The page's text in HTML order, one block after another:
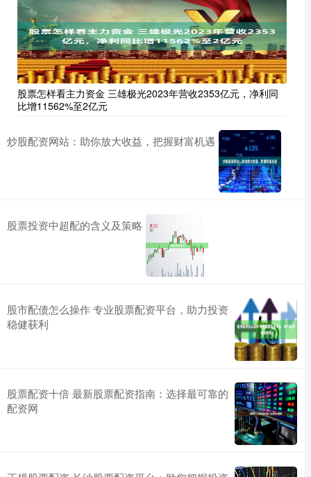
股票怎样看主力资金 三雄极光2023年营收2353亿元，净利同
比增11562%至2亿元
炒股配资网站：助你放大收益，把握财富机遇
股票投资中超配的含义及策略
股市配债怎么操作 专业股票配资平台，助力投资
稳健获利
股票配资十倍 最新股票配资指南：选择最可靠的
配资网